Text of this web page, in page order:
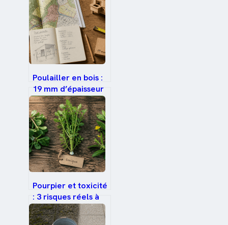
Poulailler en bois :
19 mm d’épaisseur
et 3 règles
d’urbanisme pour
éviter l’amende
Pourpier et toxicité
: 3 risques réels à
connaître avant de
le consommer